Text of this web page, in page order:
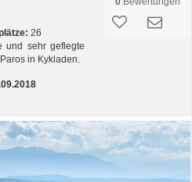
26
und sehr geflegte
in Kykladen.